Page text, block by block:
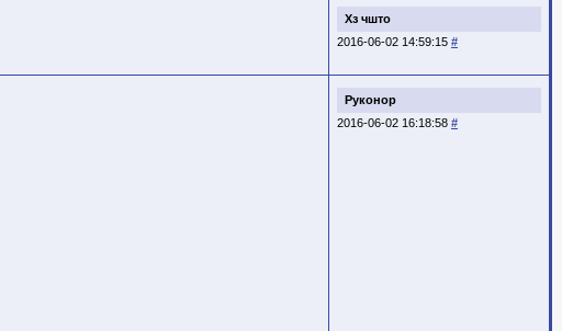
Хз чшто
2016-06-02 14:59:15 #
Руконор
2016-06-02 16:18:58 #